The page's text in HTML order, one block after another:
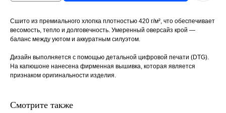
Сшито из премиального хлопка плотностью 420 г/м², что обеспечивает
весомость, тепло и долговечность. Умеренный оверсайз крой —
баланс между уютом и аккуратным силуэтом.
Дизайн выполняется с помощью детальной цифровой печати (DTG).
На капюшоне нанесена фирменная вышивка, которая является
признаком оригинальности изделия.
Смотрите также